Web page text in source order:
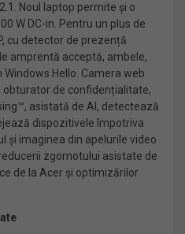
Noul laptop permite și o
W DC-in. Pentru un plus de
cu detector de prezență
amprentă acceptă, ambele,
Hello. Camera web
obturator de confidențialitate,
asistată de AI, detectează
dispozitivele împotriva
și imaginea din apelurile video
zgomotului asistate de
de la Acer și optimizărilor